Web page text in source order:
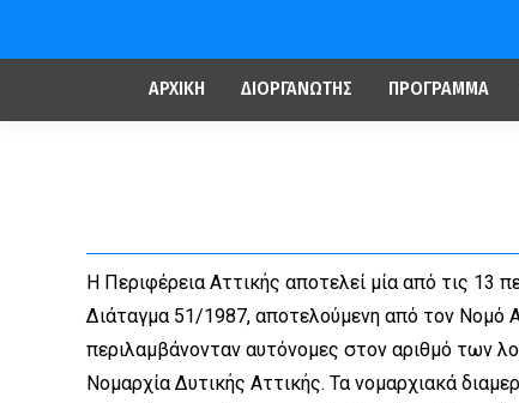
ΑΡΧΙΚΗ ΔΙΟΡΓΑΝΩΤHΣ ΠΡΟΓΡΑΜΜΑ
Η Περιφέρεια Αττικής αποτελεί μία από τις
Διάταγμα 51/1987, αποτελούμενη από τον Νομό
περιλαμβάνονταν αυτόνομες στον αριθμό των
Νομαρχία Δυτικής Αττικής. Τα νομαρχιακά